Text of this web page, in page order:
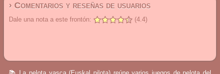
› Comentarios y reseñas de usuarios
Dale una nota a este frontón: (4.4)